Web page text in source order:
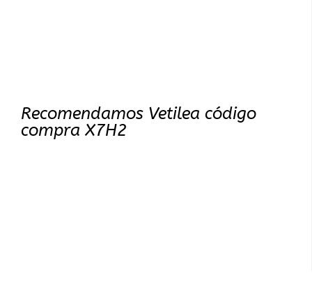
Recomendamos Vetilea código
compra X7H2